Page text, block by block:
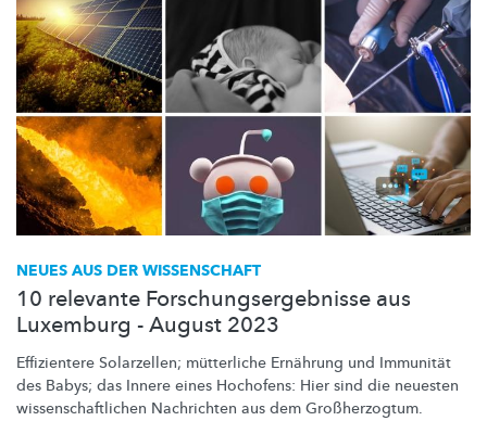
NEUES AUS DER WISSENSCHAFT
10 relevante Forschungsergebnisse aus
Luxemburg - August 2023
Effizientere Solarzellen; mütterliche Ernährung und Immunität
des Babys; das Innere eines Hochofens: Hier sind die neuesten
wissenschaftlichen Nachrichten aus dem Großherzogtum.